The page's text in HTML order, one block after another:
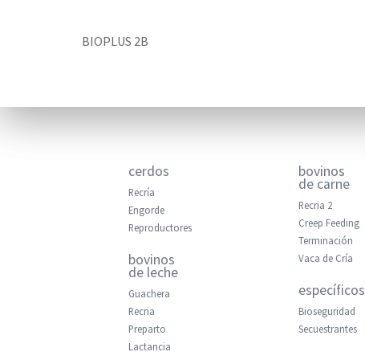
BIOPLUS 2B
cerdos
Recría
Engorde
Reproductores
bovinos
de leche
Guachera
Recria
Preparto
Lactancia
bovinos
de carne
Recria 2
Creep Feeding
Terminación
Vaca de Cría
específicos
Bioseguridad
Secuestrantes